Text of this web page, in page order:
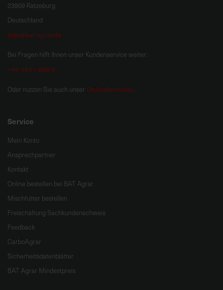
23909 Ratzeburg
Deutschland
info@bat-agrar.de
Bei Fragen hilft Ihnen unser Kundenservice weiter:
+49 4541 806 0
Oder nutzen Sie auch unser Onlineformular.
Service
Mein Konto
Ansprechpartner
Kontakt
Online bestellen bei BAT Agrar
Mischfutter bestellen
Freischaltung Sachkundenachweis
Feedback
CarboAgrar
Sicherheitsdatenblätter
BAT Agrar Mindestpreis